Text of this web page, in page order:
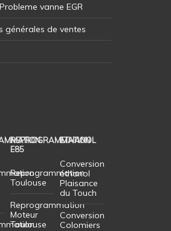
vanne EGR
générales de ventes
REPROGRAMMATION
E85
Reprogrammation
Toulouse
Reprogrammation
Moteur
Toulouse
ETHANOL
Conversion
éthanol
Plaisance
du Touch
Conversion
Colomiers